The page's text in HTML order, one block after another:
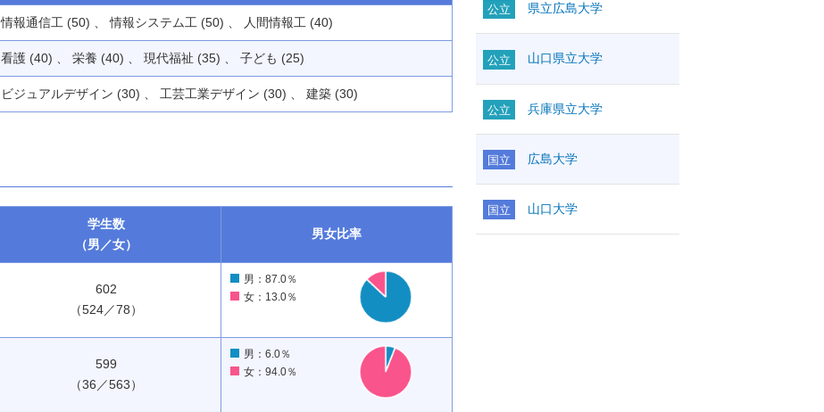
情報通信工 (50) 、 情報システム工 (50) 、 人間情報工 (40)
看護 (40) 、 栄養 (40) 、 現代福祉 (35) 、 子ども (25)
ビジュアルデザイン (30) 、 工芸工業デザイン (30) 、 建築 (30)
学生数
（男／女）
男女比率
602
（524／78）
男：87.0％
女：13.0％
599
（36／563）
男：6.0％
女：94.0％
公立 県立広島大学
公立 山口県立大学
公立 兵庫県立大学
国立 広島大学
国立 山口大学